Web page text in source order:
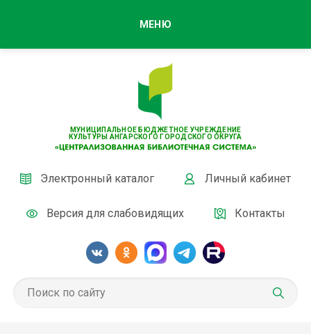
МУНИЦИПАЛЬНОЕ БЮДЖЕТНОЕ УЧРЕЖДЕНИЕ
КУЛЬТУРЫ АНГАРСКОГО ГОРОДСКОГО ОКРУГА
Электронный каталог Личный кабинет
Версия для слабовидящих Контакты
МЕНЮ